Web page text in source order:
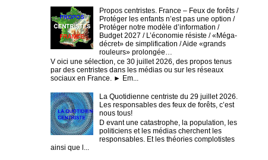
Propos centristes. France – Feux de forêts /
Protéger les enfants n’est pas une option /
Protéger notre modèle d’information /
Budget 2027 / L’économie résiste / «Méga-
décret» de simplification / Aide «grands
rouleurs» prolongée…
V oici une sélection, ce 30 juillet 2026, des propos tenus
par des centristes dans les médias ou sur les réseaux
sociaux en France. ► Em...
La Quotidienne centriste du 29 juillet 2026.
Les responsables des feux de forêts, c’est
nous tous!
D evant une catastrophe, la population, les
politiciens et les médias cherchent les
responsables. Et les théories complotistes
ainsi que l...